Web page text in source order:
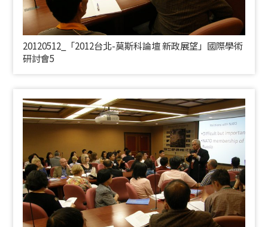
20120512_「2012台北-莫斯科論壇 新政展望」國際學術
研討會5